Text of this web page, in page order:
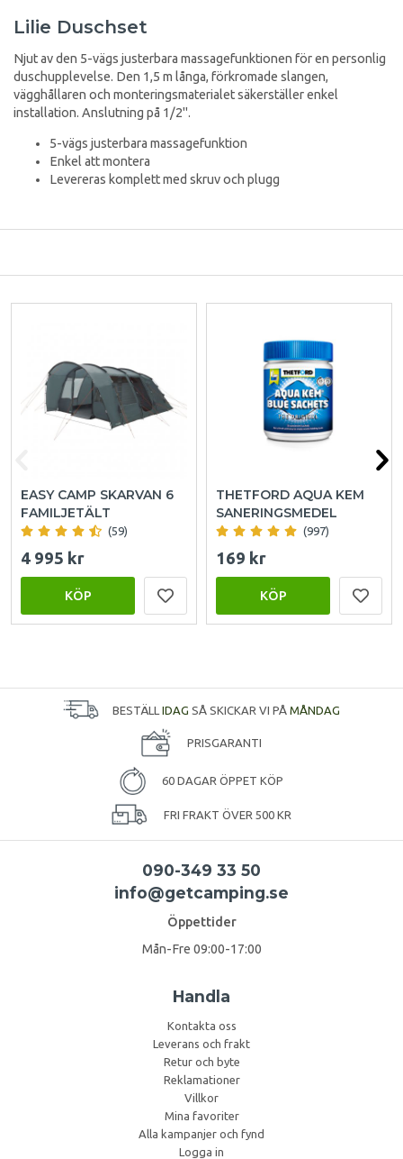
Lilie Duschset
Njut av den 5-vägs justerbara massagefunktionen för en personlig
duschupplevelse. Den 1,5 m långa, förkromade slangen,
vägghållaren och monteringsmaterialet säkerställer enkel
installation. Anslutning på 1/2".
5-vägs justerbara massagefunktion
Enkel att montera
Levereras komplett med skruv och plugg
EASY CAMP SKARVAN 6
FAMILJETÄLT
(59)
4 995 kr
KÖP
THETFORD AQUA KEM
SANERINGSMEDEL
(997)
169 kr
KÖP
BESTÄLL IDAG SÅ SKICKAR VI PÅ MÅNDAG
PRISGARANTI
60 DAGAR ÖPPET KÖP
FRI FRAKT ÖVER 500 KR
090-349 33 50
info@getcamping.se
Öppettider
Mån-Fre 09:00-17:00
Handla
Kontakta oss
Leverans och frakt
Retur och byte
Reklamationer
Villkor
Mina favoriter
Alla kampanjer och fynd
Logga in